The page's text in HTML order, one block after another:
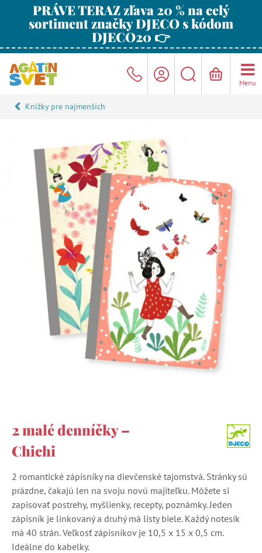
PRÁVE TERAZ zľava 20 % na celý
sortiment značky DJECO s kódom
DJECO20 👉
Menu
Knižky pre najmenších
2 malé denníčky –
Chichi
2 romantické zápisníky na dievčenské tajomstvá. Stránky sú
prázdne, čakajú len na svoju novú majiteľku. Môžete si
zapisovať postrehy, myšlienky, recepty, poznámky. Jeden
zápisník je linkovaný a druhý má listy biele. Každý notesík
má 40 strán. Veľkosť zápisníkov je 10,5 x 15 x 0,5 cm.
Ideálne do kabelky.